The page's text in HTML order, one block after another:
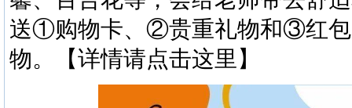
送①购物卡、②贵重礼物和③红包
物。【详情请点击这里 】